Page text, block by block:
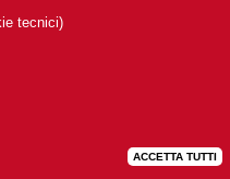
tecnici)
ACCETTA TUTTI